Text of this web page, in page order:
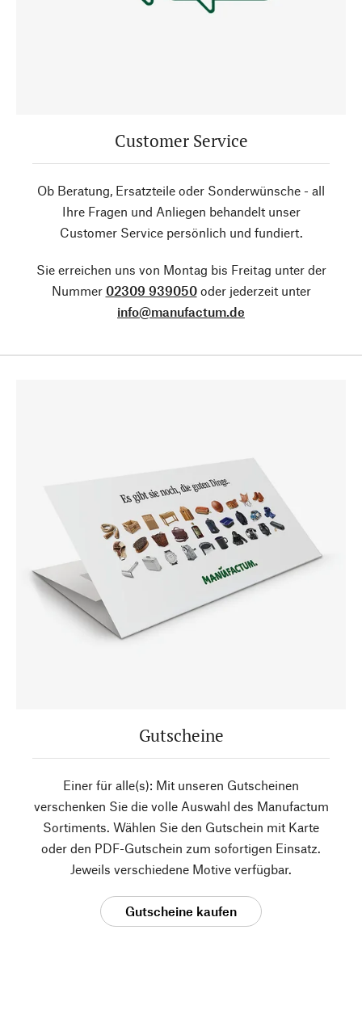
Customer Service
Ob Beratung, Ersatzteile oder Sonderwünsche - all
Ihre Fragen und Anliegen behandelt unser
Customer Service persönlich und fundiert.
Sie erreichen uns von Montag bis Freitag unter der
Nummer 02309 939050oder jederzeit unter
info@manufactum.de
Gutscheine
Einer für alle(s): Mit unseren Gutscheinen
verschenken Sie die volle Auswahl des Manufactum
Sortiments. Wählen Sie den Gutschein mit Karte
oder den PDF-Gutschein zum sofortigen Einsatz.
Jeweils verschiedene Motive verfügbar.
Gutscheine kaufen